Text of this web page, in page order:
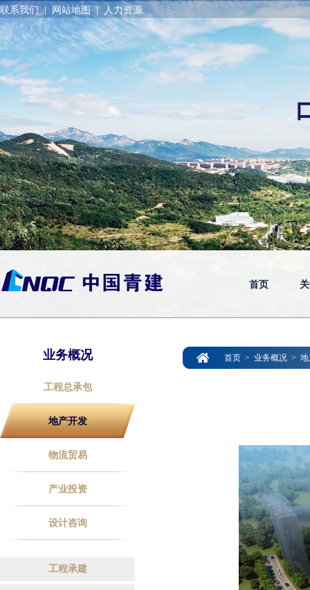
联系我们 | 网站地图 | 人力资源
首页
业务概况
工程总承包
地产开发
物流贸易
产业投资
设计咨询
工程承建
首页 > 业务概况 >